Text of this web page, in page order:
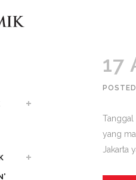
17
Tanggal
yang
Jakarta